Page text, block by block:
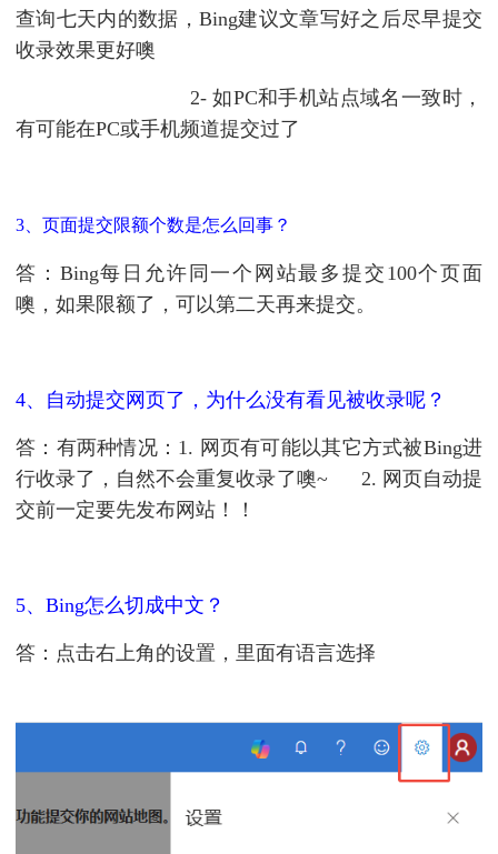
查询七天内的数据， Bing建议文章写好之后尽早提交
收录效果更好噢
2- 如PC和手机站点域名一致时，
有可能在PC或手机频道提交过了
3、页面提交限额个数是怎么回事？
答：Bing每日允许同一个网站最多提交100个页面
噢，如果限额了，可以第二天再来提交。
4、自动提交网页了，为什么没有看见被收录呢？
答：有两种情况：1. 网页有可能以其它方式被Bing进
行收录了，自然不会重复收录了噢~ 2. 网页自动提
交前一定要先发布网站！！
5、Bing怎么切成中文？
答：点击右上角的设置，里面有语言选择